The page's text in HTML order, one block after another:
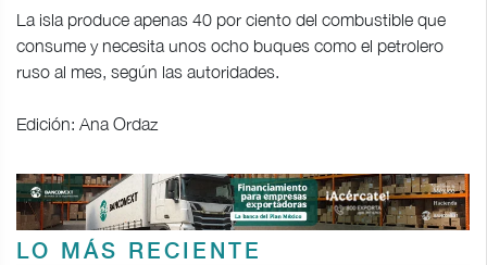
La isla produce apenas 40 por ciento del combustible que
consume y necesita unos ocho buques como el petrolero
ruso al mes, según las autoridades.
Edición: Ana Ordaz
LO MÁS RECIENTE